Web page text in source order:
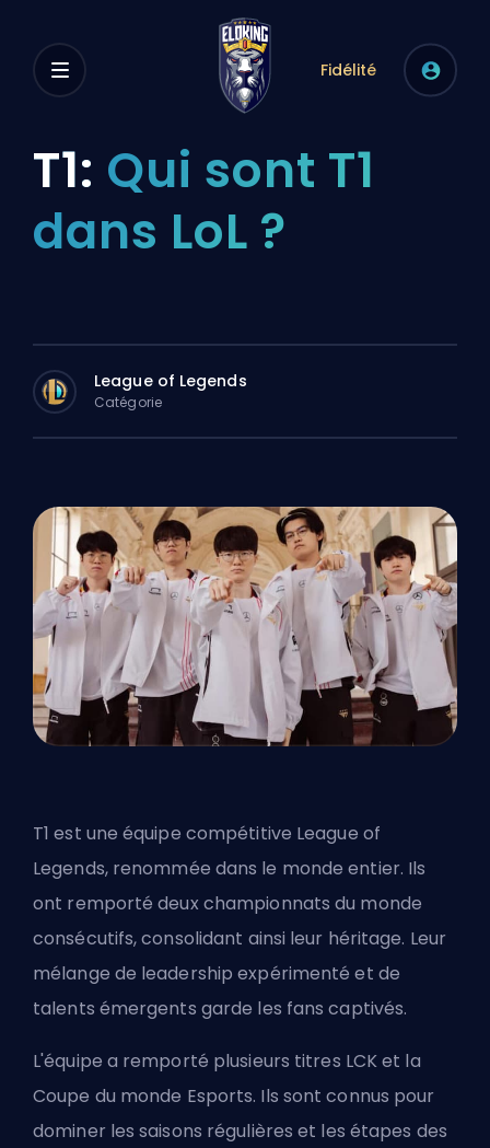
Fidélité
T1: Qui sont T1
dans LoL ?
League of Legends
Catégorie
T1 est une équipe compétitive League of
Legends, renommée dans le monde entier. Ils
ont remporté deux championnats du monde
consécutifs, consolidant ainsi leur héritage. Leur
mélange de leadership expérimenté et de
talents émergents garde les fans captivés.
L'équipe a remporté plusieurs titres LCK et la
Coupe du monde Esports. Ils sont connus pour
dominer les saisons régulières et les étapes des